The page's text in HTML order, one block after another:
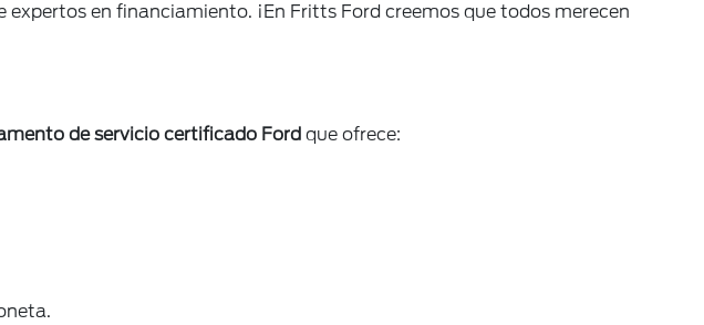
en financiamiento. ¡En Fritts Ford creemos que todos merecen
de servicio certificado Ford que ofrece: